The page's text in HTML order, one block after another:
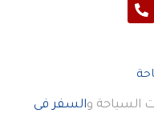
السياحة والسفر فى